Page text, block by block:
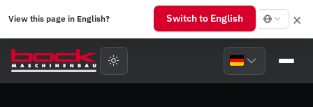
View this page in English? Switch to English ×